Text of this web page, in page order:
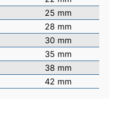
25 mm
28 mm
30 mm
35 mm
38 mm
42 mm